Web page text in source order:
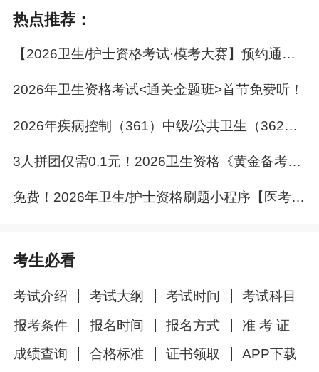
限时特惠中，3人拼团，仅需0.1元！
热点推荐：
【2026卫生/护士资格考试·模考大赛】预约通道已开启！
2026年卫生资格考试<通关金题班>首节免费听！
2026年疾病控制（361）中级/公共卫生（362）中级《通关金题班》全程直播，秦枫老师亲授 ！
3人拼团仅需0.1元！2026卫生资格《黄金备考刷题包》冲刺抢分！
免费！2026年卫生/护士资格刷题小程序【医考爱打卡】上线啦！
考生必看
考试介绍 考试大纲 考试时间
考试科目
报考条件
报名时间 报名方式
准 考 证
成绩查询
合格标准 证书领取 APP下载